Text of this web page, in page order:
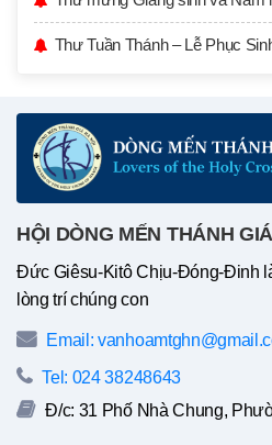
Thư Tuần Thánh – Lễ Phục
HỘI DÒNG MẾN THÁNH GIÁ
Đức Giêsu-Kitô Chịu-Đóng-Đinh
lòng trí chúng con
Email:
Tel: 024 38248643
Đ/c: 31 Phố Nhà Chung,